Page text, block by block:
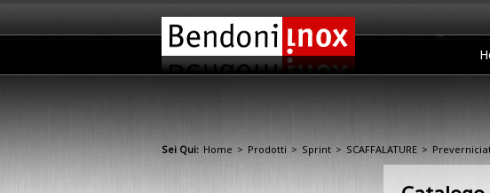
Sei Qui: Home > Prodotti > Sprint > SCAFFALATURE >